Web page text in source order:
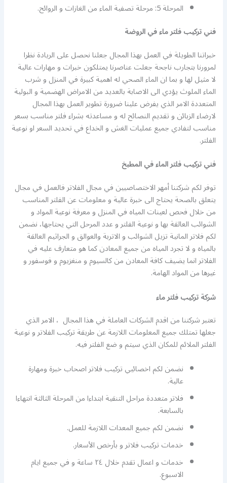
المرحلة 5: مرحلة تصفية الماء من الغازات و الروائح.
فني تركيب فلتر ماء في الروضة
خبراتنا الطويلة في العمل بهذا المجال جعلنا نحصل على الريادة نظرا
لمرورنا بتجارب ناجحة جعلت عناصرنا يمتلكون خبرات و مهارات عالية
لا مثيل لها و بما ان الماء الصحي له اهمية كبيرة في المنزل و شرب
الماء الملوث يؤدي الى الاصابة بالعديد من الامراض الهضمية و البولية
المتعددة الامر الذي يفرض علينا ضرورة تطوير العمل بهذا المجال
لارضاء الزبائن و تقديم النصائح له و مساعدته بشراء فلتر مناسب بسعر
مناسب لتفادي جميع عمليات الغش و الخداع في تحديد السعر او نوعية
الفلتر.
فني تركيب فلتر الماء في المطبخ
توفر لكم شركتنا أمهر الاختصاصيين في مجال الفلاتر فالعمل في مجال
يتعلق بالصحة يحتاج الى خبرة عالية و معلومات عن الفلتر المناسب
من خلال فحص لعينات المياه في المنزل و معرفة نوعية المواد و
الشوائب العالقة بها و نوعية الفلتر و عدد المرحل التي يحتاجها، نضمن
لكم فلاتر المانية تزيل الشوائب و الاتربة والعوالق و الجراثيم العالقة
بالمياه و لا تجرد المياه من جميع المعادن كما هو متعارف عليه في
الفلاتر انما يضيف كافة المعادن من كالسيوم و منغزيوم و فوسفور و
غيرها من المواد الهامة.
شركة تركيب فلتر ماء
تعتبر شركتنا من اقدم الشركات العاملة في هذا المجال ، الامر الذي
جعلها تمتلك جميع المعلومات اللازمة عن طريقة تركيب الفلاتر و نوعية
الفلتر الملائم للمكان الذي سيتم و ضع الفلتر فيه.
نضمن لكم اخصائيي تركيب فلاتر اصحاب خبرة ومهارة
عالية.
فلاتر متعددة مراحل التنقية ابتداءا من المرحلة الثالثة انتهاءا
بالسابعة.
نضمن لكم جميع المعدات اللازمة للعمل.
خدمات تركيب فلاتر و بأرخص الأسعار.
خدمات و اعمال تقدم خلال ٢٤ ساعة و في جميع ايام
الاسبوع.